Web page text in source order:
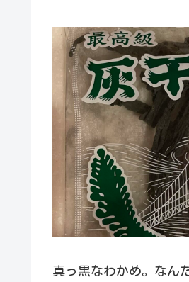
真っ黒なわかめ。なん